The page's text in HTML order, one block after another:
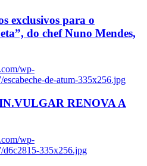
exclusivos para o
do chef Nuno Mendes,
wp-
de-atum-335x256.jpg
RENOVA A
wp-
d6c2815-335x256.jpg